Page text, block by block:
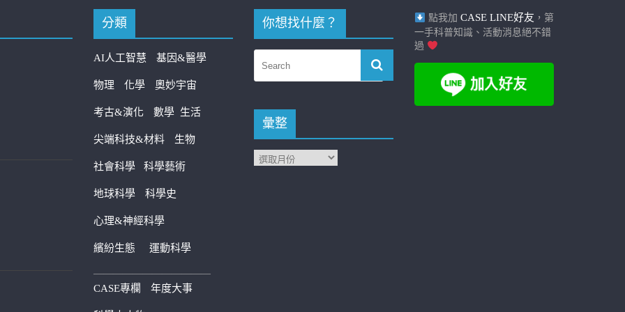
分類
AI人工智慧 基因&醫學
物理 化學 奧妙宇宙
考古&演化 數學 生活
尖端科技&材料 生物
社會科學 科學藝術
地球科學 科學史
心理&神經科學
繽紛生態 運動科學
————————————
CASE專欄 年度大事
你想找什麼？
彙整
點我加 CASE LINE好友 ，第
一手科普知識、活動消息絕不錯
過